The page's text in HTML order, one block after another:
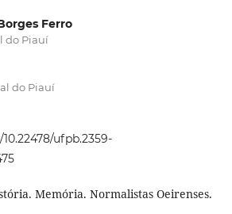
Ferro
do Piauí
do Piauí
ufpb.2359-
Memória. Normalistas Oeirenses.